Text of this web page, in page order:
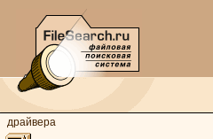
драйвера